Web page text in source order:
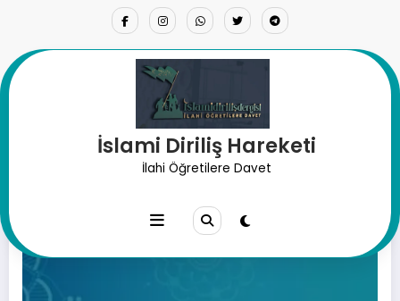
İslami Diriliş Hareketi
İlahi Öğretilere Davet
Etiket: rubuiyet